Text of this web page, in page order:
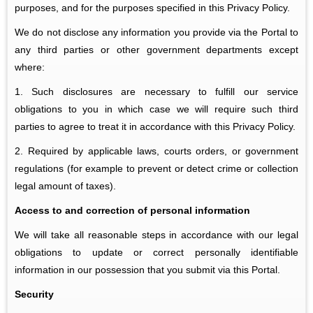
purposes, and for the purposes specified in this Privacy Policy.
We do not disclose any information you provide via the Portal to
any third parties or other government departments except
where:
1. Such disclosures are necessary to fulfill our service
obligations to you in which case we will require such third
parties to agree to treat it in accordance with this Privacy Policy.
2. Required by applicable laws, courts orders, or government
regulations (for example to prevent or detect crime or collection
legal amount of taxes).
Access to and correction of personal information
We will take all reasonable steps in accordance with our legal
obligations to update or correct personally identifiable
information in our possession that you submit via this Portal.
Security